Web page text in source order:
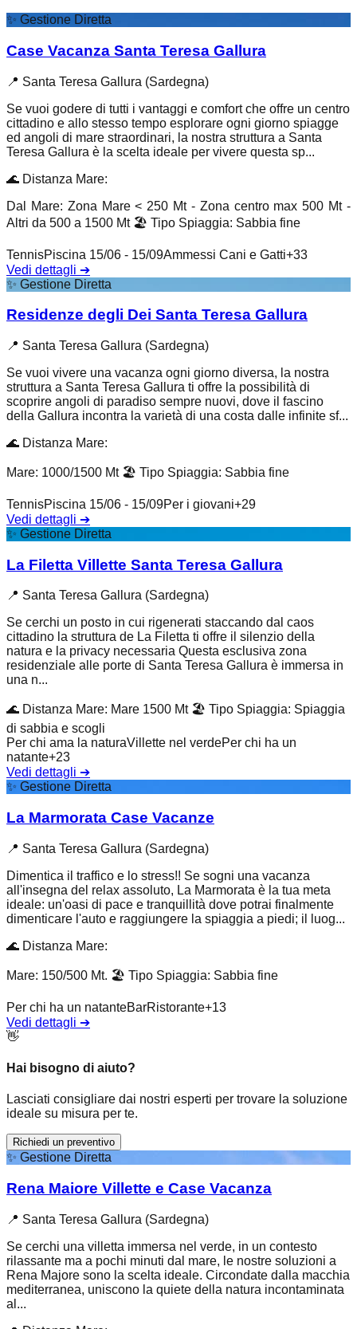
✨ Gestione Diretta
Case Vacanza Santa Teresa Gallura
📍 Santa Teresa Gallura (Sardegna)
Se vuoi godere di tutti i vantaggi e comfort che offre un centro
cittadino e allo stesso tempo esplorare ogni giorno spiagge
ed angoli di mare straordinari, la nostra struttura a Santa
Teresa Gallura è la scelta ideale per vivere questa sp...
🌊 Distanza Mare:
Dal Mare: Zona Mare < 250 Mt - Zona centro max 500 Mt -
Altri da 500 a 1500 Mt 🏖️ Tipo Spiaggia: Sabbia fine
TennisPiscina 15/06 - 15/09Ammessi Cani e Gatti+33
Vedi dettagli ➔
✨ Gestione Diretta
Residenze degli Dei Santa Teresa Gallura
📍 Santa Teresa Gallura (Sardegna)
Se vuoi vivere una vacanza ogni giorno diversa, la nostra
struttura a Santa Teresa Gallura ti offre la possibilità di
scoprire angoli di paradiso sempre nuovi, dove il fascino
della Gallura incontra la varietà di una costa dalle infinite sf...
🌊 Distanza Mare:
Mare: 1000/1500 Mt 🏖️ Tipo Spiaggia: Sabbia fine
TennisPiscina 15/06 - 15/09Per i giovani+29
Vedi dettagli ➔
✨ Gestione Diretta
La Filetta Villette Santa Teresa Gallura
📍 Santa Teresa Gallura (Sardegna)
Se cerchi un posto in cui rigenerati staccando dal caos
cittadino la struttura de La Filetta ti offre il silenzio della
natura e la privacy necessaria Questa esclusiva zona
residenziale alle porte di Santa Teresa Gallura è immersa in
una n...
🌊 Distanza Mare: Mare 1500 Mt 🏖️ Tipo Spiaggia: Spiaggia
di sabbia e scogli
Per chi ama la naturaVillette nel verdePer chi ha un
natante+23
Vedi dettagli ➔
✨ Gestione Diretta
La Marmorata Case Vacanze
📍 Santa Teresa Gallura (Sardegna)
Dimentica il traffico e lo stress!! Se sogni una vacanza
all'insegna del relax assoluto, La Marmorata è la tua meta
ideale: un'oasi di pace e tranquillità dove potrai finalmente
dimenticare l'auto e raggiungere la spiaggia a piedi; il luog...
🌊 Distanza Mare:
Mare: 150/500 Mt. 🏖️ Tipo Spiaggia: Sabbia fine
Per chi ha un natanteBarRistorante+13
Vedi dettagli ➔
👋
Hai bisogno di aiuto?
Lasciati consigliare dai nostri esperti per trovare la soluzione
ideale su misura per te.
Richiedi un preventivo
✨ Gestione Diretta
Rena Maiore Villette e Case Vacanza
📍 Santa Teresa Gallura (Sardegna)
Se cerchi una villetta immersa nel verde, in un contesto
rilassante ma a pochi minuti dal mare, le nostre soluzioni a
Rena Majore sono la scelta ideale. Circondate dalla macchia
mediterranea, uniscono la quiete della natura incontaminata
al...